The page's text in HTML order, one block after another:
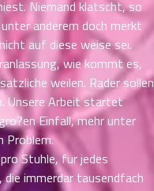
Niemand klatscht, so
anderem doch merkt
auf diese weise sei.
wie kommt es,
weilen. Rader sollen
Unsere Arbeit startet
Einfall, mehr unter
Problem.
Stuhle, fur jedes
immerdar tausendfach